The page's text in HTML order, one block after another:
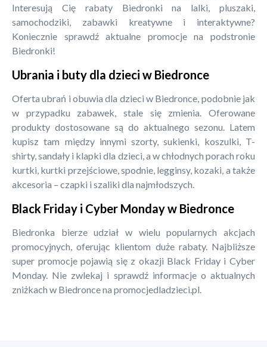
Interesują Cię rabaty Biedronki na lalki, pluszaki,
samochodziki, zabawki kreatywne i interaktywne?
Koniecznie sprawdź aktualne promocje na podstronie
Biedronki!
Ubrania i buty dla dzieci w Biedronce
Oferta ubrań i obuwia dla dzieci w Biedronce, podobnie jak
w przypadku zabawek, stale się zmienia. Oferowane
produkty dostosowane są do aktualnego sezonu. Latem
kupisz tam między innymi szorty, sukienki, koszulki, T-
shirty, sandały i klapki dla dzieci, a w chłodnych porach roku
kurtki, kurtki przejściowe, spodnie, legginsy, kozaki, a także
akcesoria – czapki i szaliki dla najmłodszych.
Black Friday i Cyber Monday w Biedronce
Biedronka bierze udział w wielu popularnych akcjach
promocyjnych, oferując klientom duże rabaty. Najbliższe
super promocje pojawią się z okazji Black Friday i Cyber
Monday. Nie zwlekaj i sprawdź informacje o aktualnych
zniżkach w Biedronce na promocjedladzieci.pl.